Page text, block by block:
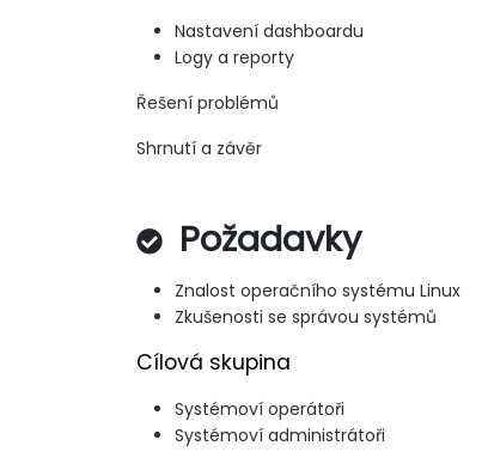
Nastavení dashboardu
Logy a reporty
Řešení problémů
Shrnutí a závěr
Požadavky
Znalost operačního systému Linux
Zkušenosti se správou systémů
Cílová skupina
Systémoví operátoři
Systémoví administrátoři